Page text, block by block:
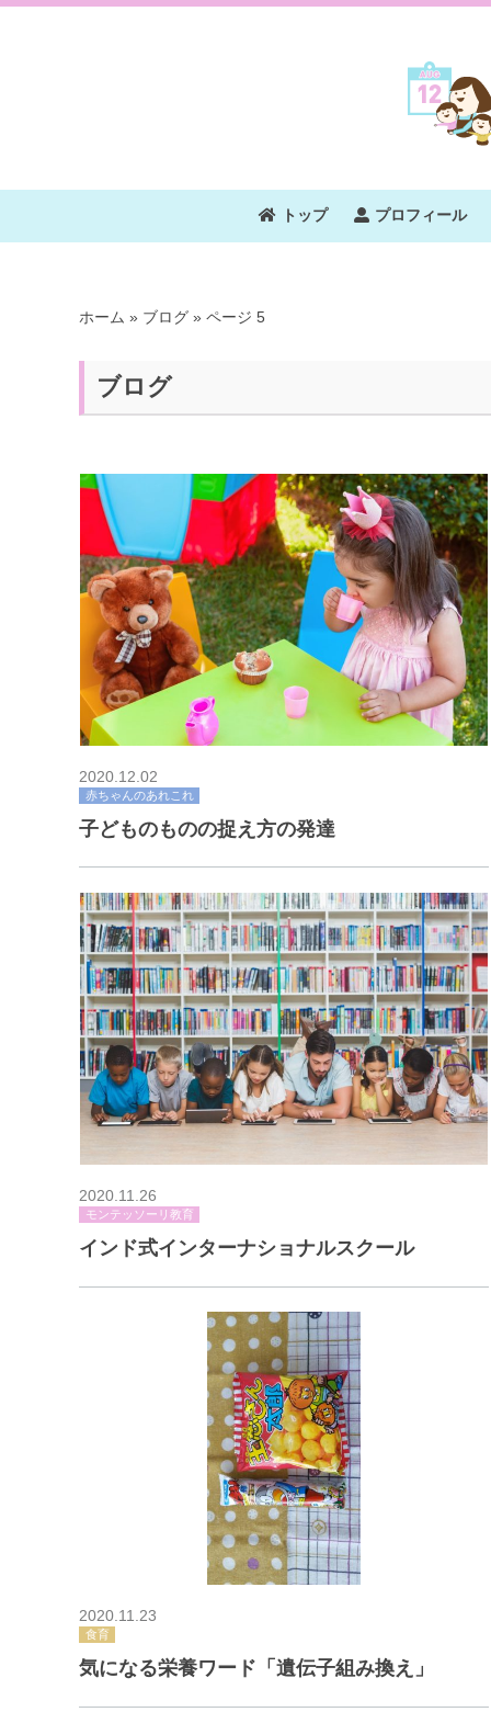
トップ プロフィール
ホーム » ブログ » ページ 5
ブログ
2020.12.02
赤ちゃんのあれこれ
子どものものの捉え方の発達
2020.11.26
モンテッソーリ教育
インド式インターナショナルスクール
2020.11.23
食育
気になる栄養ワード「遺伝子組み換え」